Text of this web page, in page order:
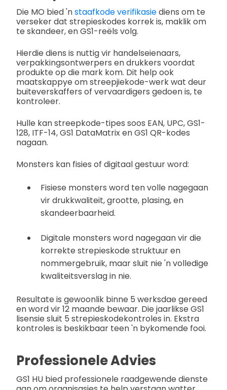
Die MO bied 'nstaafkode verifikasiediens om te
verseker dat strepieskodes korrek is, maklik om
te skandeer, en GS1-reëls volg.
Hierdie diens is nuttig vir handelseienaars,
verpakkingsontwerpers en drukkers voordat
produkte op die mark kom. Dit help ook
maatskappye om streepjiekode-werk wat deur
buiteverskaffers of vervaardigers gedoen is, te
kontroleer.
Hulle kan streepkode-tipes soos EAN, UPC, GS1-
128, ITF-14, GS1 DataMatrix en GS1 QR-kodes
nagaan.
Monsters kan fisies of digitaal gestuur word:
Fisiese monsters word ten volle nagegaan
vir drukkwaliteit, grootte, plasing, en
skandeerbaarheid.
Digitale monsters word nagegaan vir die
korrekte strepieskode struktuur en
nommergebruik, maar sluit nie 'n volledige
kwaliteitsverslag in nie.
Resultate is gewoonlik binne 5 werksdae gereed
en word vir 12 maande bewaar. Die jaarlikse GS1
lisensie sluit 5 strepieskodekontroles in. Ekstra
kontroles is beskikbaar teen 'n bykomende fooi.
Professionele Advies
GS1 HU bied professionele raadgewende dienste